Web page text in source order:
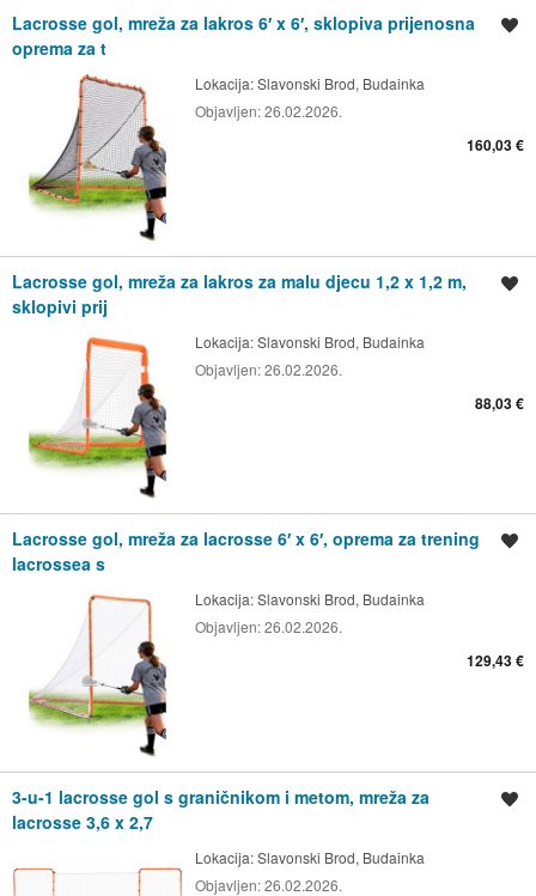
Lacrosse gol, mreža za lakros 6′ x 6′, sklopiva prijenosna
oprema za t
Lokacija:Slavonski Brod, Budainka
Objavljen:26.02.2026.
160,03 €
Lacrosse gol, mreža za lakros za malu djecu 1,2 x 1,2 m,
sklopivi prij
Lokacija:Slavonski Brod, Budainka
Objavljen:26.02.2026.
88,03 €
Lacrosse gol, mreža za lacrosse 6′ x 6′, oprema za trening
lacrossea s
Lokacija:Slavonski Brod, Budainka
Objavljen:26.02.2026.
129,43 €
3-u-1 lacrosse gol s graničnikom i metom, mreža za
lacrosse 3,6 x 2,7
Lokacija:Slavonski Brod, Budainka
Objavljen:26.02.2026.